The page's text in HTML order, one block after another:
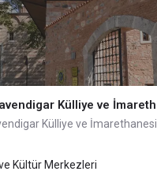
Külliye ve
Kültür Merkezleri